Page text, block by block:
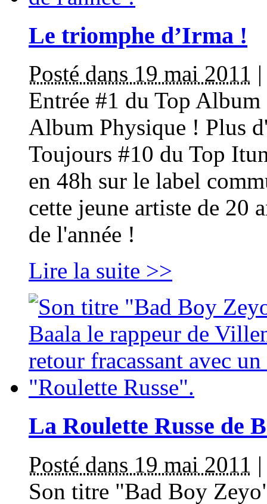
Le triomphe d’Irma !
Posté dans 19 mai 2011
Entrée #1 du Top
Album Physique ! Plus
Toujours #10 du Top
en 48h sur le label
cette jeune artiste de 20
de l'année !
Lire la suite >>
La Roulette Russe de
Posté dans 19 mai 2011
Son titre "Bad Boy